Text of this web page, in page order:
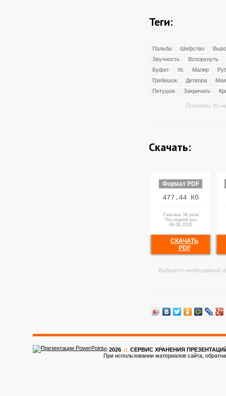
Теги:
Пальба Шефство
Звучность
Вспорхнуть
Буфет
Ус Маляр
Гребешок
Детвора
Петушок
Закричать
Показаны 30
Скачать:
Формат PDF
477.44 Кб
Скачана 34 раза
Последний раз
09.08.2026
СКАЧАТЬ
PDF
Выберите необходимый
© 2026 :: CЕРВИС ХРАНЕНИЯ ПРЕЗЕНТАЦИЙ
При использовании материалов сайта,